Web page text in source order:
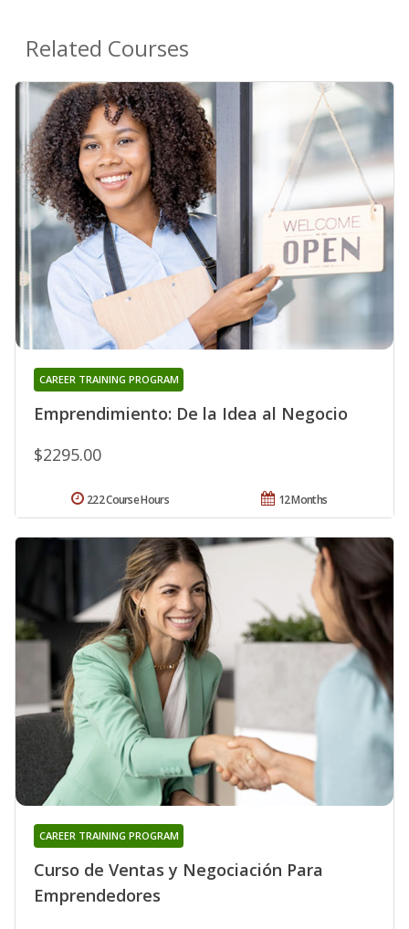
Related Courses
Emprendimiento: De la Idea al Negocio
CAREER TRAINING PROGRAM
$2295.00
12 Months
222 Course Hours
Curso de Ventas y Negociación Para
Emprendedores
CAREER TRAINING PROGRAM